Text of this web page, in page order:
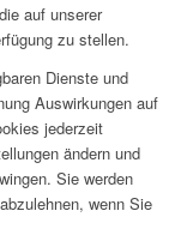
auf unserer
zu stellen.
Dienste und
Auswirkungen auf
jederzeit
ändern und
Sie werden
wenn Sie